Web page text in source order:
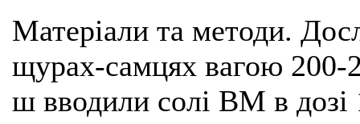
Матеріали та методи.
щурах-самцях вагою 200-
ш вводили солі ВМ в дозі